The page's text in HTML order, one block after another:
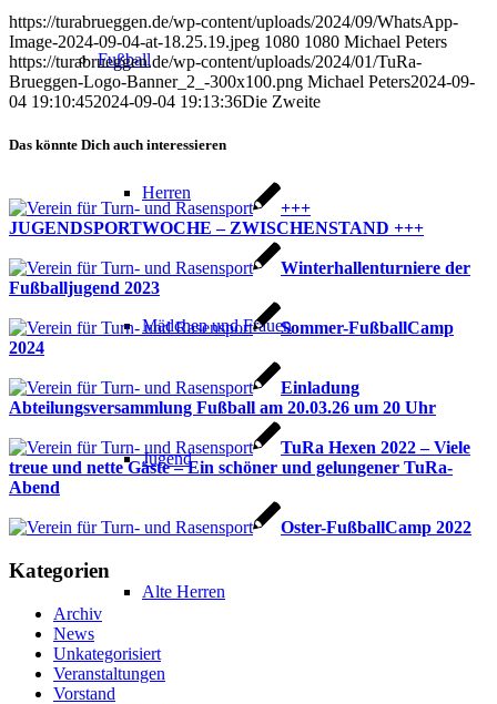
Fußball
Herren
Mädchen und Frauen
Jugend
Alte Herren
https://turabrueggen.de/wp-content/uploads/2024/09/WhatsApp-
Image-2024-09-04-at-18.25.19.jpeg 1080 1080 Michael Peters
https://turabrueggen.de/wp-content/uploads/2024/01/TuRa-
Brueggen-Logo-Banner_2_-300x100.png Michael Peters2024-09-
04 19:10:452024-09-04 19:13:36Die Zweite
Das könnte Dich auch interessieren
+++
JUGENDSPORTWOCHE – ZWISCHENSTAND +++
Winterhallenturniere der
Fußballjugend 2023
Sommer-FußballCamp
2024
Einladung
Abteilungsversammlung Fußball am 20.03.26 um 20 Uhr
TuRa Hexen 2022 – Viele
treue und nette Gäste – Ein schöner und gelungener TuRa-
Abend
Oster-FußballCamp 2022
Kategorien
Archiv
News
Unkategorisiert
Veranstaltungen
Vorstand